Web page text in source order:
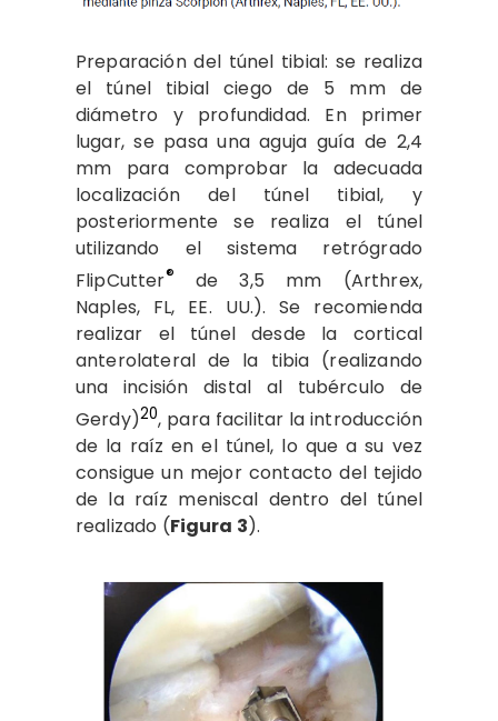
Preparación del túnel tibial: se realiza
el túnel tibial ciego de 5 mm de
diámetro y profundidad. En primer
lugar, se pasa una aguja guía de 2,4
mm para comprobar la adecuada
localización del túnel tibial, y
posteriormente se realiza el túnel
utilizando el sistema retrógrado
FlipCutter® de 3,5 mm (Arthrex,
Naples, FL, EE. UU.). Se recomienda
realizar el túnel desde la cortical
anterolateral de la tibia (realizando
una incisión distal al tubérculo de
Gerdy)20, para facilitar la introducción
de la raíz en el túnel, lo que a su vez
consigue un mejor contacto del tejido
de la raíz meniscal dentro del túnel
realizado (Figura 3).